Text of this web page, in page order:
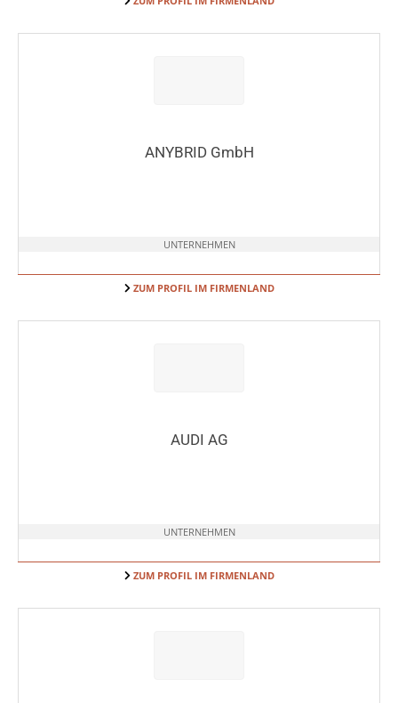
ANYBRID GmbH
UNTERNEHMEN
ZUM PROFIL IM FIRMENLAND
AUDI AG
UNTERNEHMEN
ZUM PROFIL IM FIRMENLAND